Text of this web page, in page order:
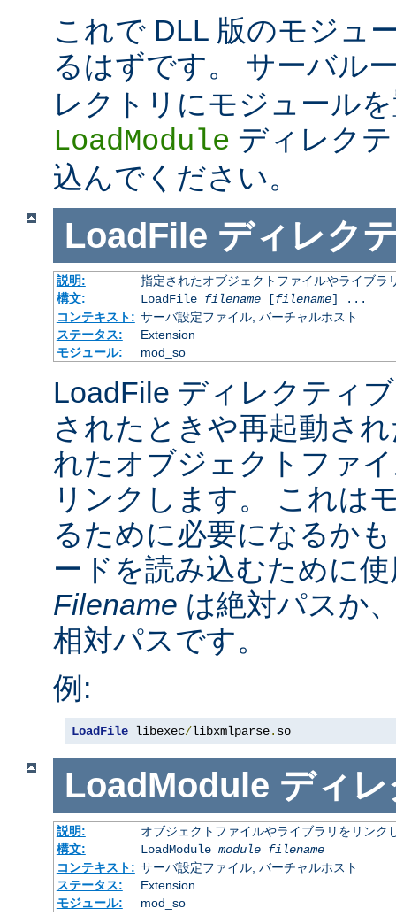
これで DLL 版のモジュ
るはずです。 サーバル
レクトリにモジュール
LoadModule ディレク
込んでください。
LoadFile ディレク
説明:
指定されたオブジェクトファイルやライブラ
構文:
LoadFile filename[filename] ...
コンテキスト: サーバ設定ファイル, バーチャルホスト
ステータス:
Extension
モジュール:
mod_so
LoadFile ディレクティ
されたときや再起動さ
れたオブジェクトファ
リンクします。 これは
るために必要になるか
ードを読み込むために
Filename は絶対パスか
相対パスです。
例:
LoadFile libexec/libxmlparse. so
LoadModule ディ
説明:
オブジェクトファイルやライブラリをリン
構文:
LoadModule module filename
コンテキスト: サーバ設定ファイル, バーチャルホスト
ステータス:
Extension
モジュール:
mod_so